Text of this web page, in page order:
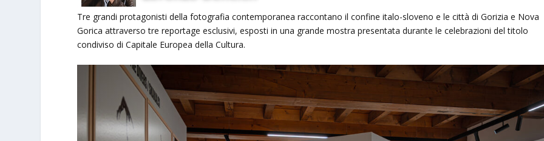
Tre grandi protagonisti della fotografia contemporanea raccontano il confine italo-sloveno e le città di Gorizia e Nova
Gorica attraverso tre reportage esclusivi, esposti in una grande mostra presentata durante le celebrazioni del titolo
condiviso di Capitale Europea della Cultura.